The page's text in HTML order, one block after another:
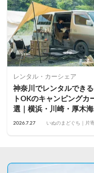
レンタル・カーシェア
神奈川でレンタルでき
トOKのキャンピングカ
選｜横浜・川崎・厚木
名・藤沢茅ヶ崎・小田
2026.7.27 いぬのまどぐち｜片